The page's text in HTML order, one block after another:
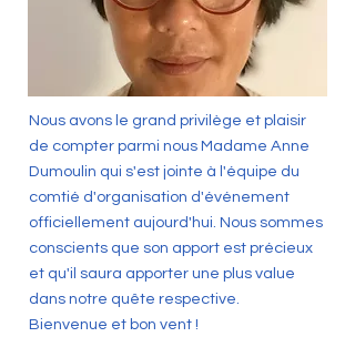
Nous avons le grand privilège et plaisir
de compter parmi nous Madame Anne
Dumoulin qui s'est jointe à l'équipe du
comtié d'organisation d'événement
officiellement aujourd'hui. Nous sommes
conscients que son apport est précieux
et qu'il saura apporter une plus value
dans notre quête respective.
Bienvenue et bon vent !